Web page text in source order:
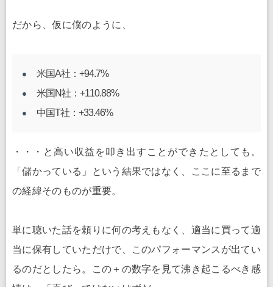
だから、仮に僕のように、
米国A社：+94.7%
米国N社：+110.88%
中国T社：+33.46%
・・・と高い収益を叩き出すことができたとしても。
「儲かっている」という結果ではなく、ここに至るまで
の経緯そのものが重要。
単に聴いた話を頼りに何の考えもなく、適当に買って適
当に保有していただけで、このパフォーマンスが出てい
るのだとしたら。この＋の数字を見て沸き起こるべき感